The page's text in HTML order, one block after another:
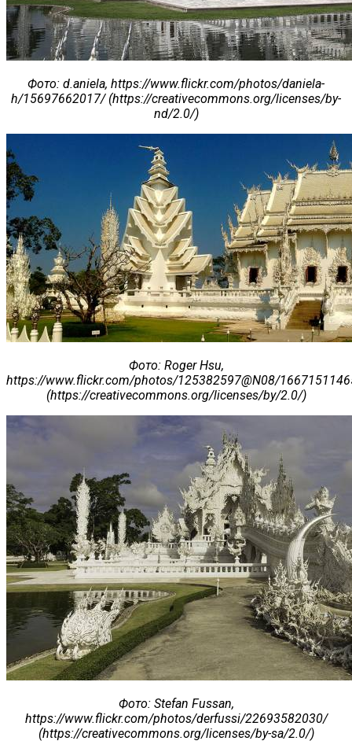
Фото: d.aniela, https://www.flickr.com/photos/daniela-
h/15697662017/ (https://creativecommons.org/licenses/by-
nd/2.0/)
Фото: Roger Hsu,
https://www.flickr.com/photos/125382597@N08/
(https://creativecommons.org/licenses/by/2.0/)
Фото: Stefan Fussan,
https://www.flickr.com/photos/derfussi/22693582030/
(https://creativecommons.org/licenses/by-sa/2.0/)